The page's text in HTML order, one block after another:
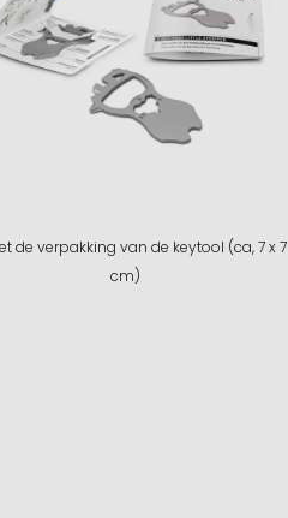
de verpakking van de keytool (ca, 7 x 7
cm)